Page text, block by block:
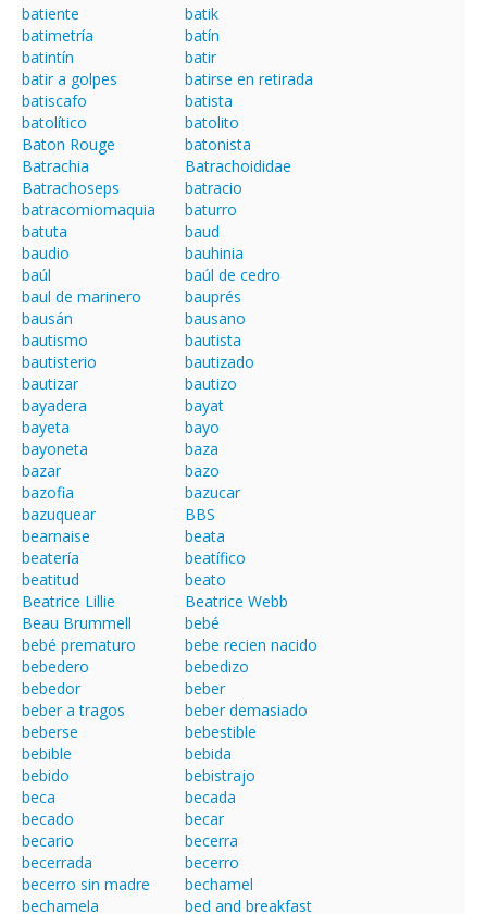
batiente
batik
batimetría
batín
batintín
batir
batir a golpes
batirse en retirada
batiscafo
batista
batolítico
batolito
Baton Rouge
batonista
Batrachia
Batrachoididae
Batrachoseps
batracio
batracomiomaquia
baturro
batuta
baud
baudio
bauhinia
baúl
baúl de cedro
baul de marinero
bauprés
bausán
bausano
bautismo
bautista
bautisterio
bautizado
bautizar
bautizo
bayadera
bayat
bayeta
bayo
bayoneta
baza
bazar
bazo
bazofia
bazucar
bazuquear
BBS
bearnaise
beata
beatería
beatífico
beatitud
beato
Beatrice Lillie
Beatrice Webb
Beau Brummell
bebé
bebé prematuro
bebe recien nacido
bebedero
bebedizo
bebedor
beber
beber a tragos
beber demasiado
beberse
bebestible
bebible
bebida
bebido
bebistrajo
beca
becada
becado
becar
becario
becerra
becerrada
becerro
becerro sin madre
bechamel
bechamela
bed and breakfast